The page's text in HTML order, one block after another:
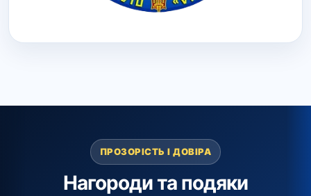
ПРОЗОРІСТЬ І ДОВІРА
Нагороди та подяки